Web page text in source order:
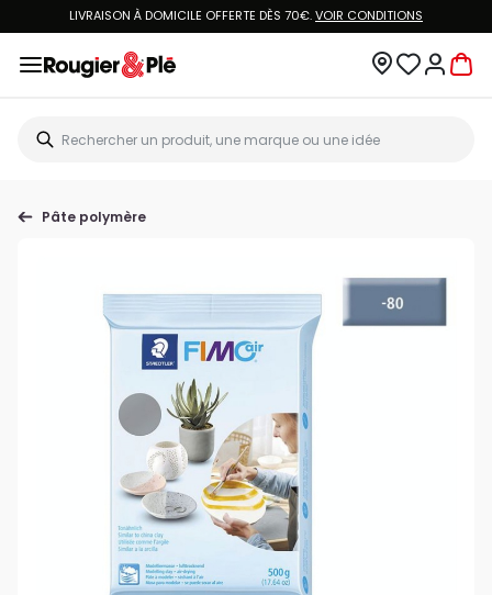
LIVRAISON À DOMICILE OFFERTE DÈS 70€.VOIR CONDITIONS
Pâte polymère